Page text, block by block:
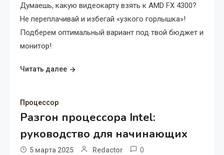
Думаешь, какую видеокарту взять к AMD FX 4300?
Не переплачивай и избегай «узкого горлышка»!
Подберем оптимальный вариант под твой бюджет и
монитор!
Читать далее
Процессор
Разгон процессора Intel:
руководство для начинающих
5 марта 2025 Redactor 0